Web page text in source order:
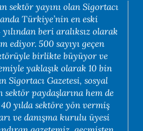
sektör yayını olan Sigortacı
Türkiye’nin en eski
beri aralıksız olarak
ediyor. 500 sayıyı geçen
birlikte büyüyor ve
yaklaşık olarak 10 bin
Sigortacı Gazetesi, sosyal
sektör paydaşlarına hem de
yılda sektöre yön vermiş
ve danışma kurulu üyesi